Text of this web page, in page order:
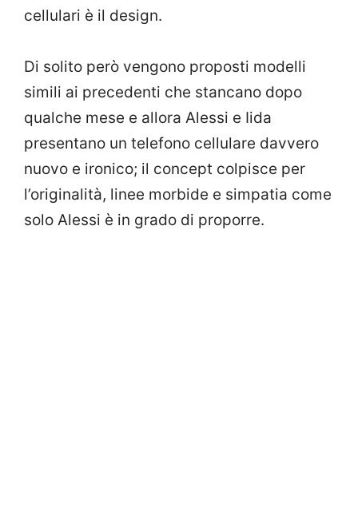
cellulari è il design.
Di solito però vengono proposti modelli
simili ai precedenti che stancano dopo
qualche mese e allora Alessi e Iida
presentano un telefono cellulare davvero
nuovo e ironico; il concept colpisce per
l’originalità, linee morbide e simpatia come
solo Alessi è in grado di proporre.